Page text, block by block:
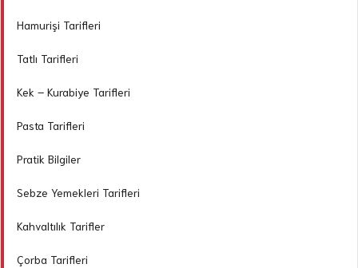
Hamurişi Tarifleri
Tatlı Tarifleri
Kek – Kurabiye Tarifleri
Pasta Tarifleri
Pratik Bilgiler
Sebze Yemekleri Tarifleri
Kahvaltılık Tarifler
Çorba Tarifleri